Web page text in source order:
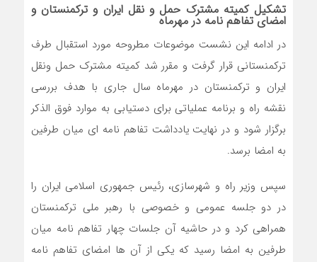
تشکیل کمیته مشترک حمل و نقل ایران و ترکمنستان و
امضای تفاهم نامه در مهرماه
در ادامه این نشست موضوعات مطروحه مورد استقبال طرف
ترکمنستانی قرار گرفت و مقرر شد کمیته مشترک حمل ونقل
ایران و ترکمنستان در مهرماه سال جاری با هدف بررسی
نقشه راه و برنامه عملیاتی برای دستیابی به موارد فوق الذکر
برگزار شود و در نهایت یادداشت تفاهم نامه ای میان طرفین
به امضا برسد.
سپس وزیر راه و شهرسازی، رئیس جمهوری اسلامی ایران را
در دو جلسه عمومی و خصوصی با رهبر ملی ترکمنستان
همراهی کرد و در حاشیه آن جلسات چهار تفاهم نامه میان
طرفین به امضا رسید که یکی از آن ها امضای تفاهم نامه